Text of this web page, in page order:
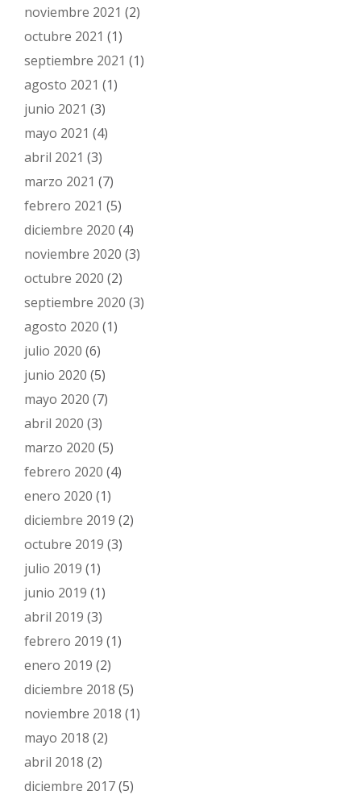
noviembre 2021 (2)
octubre 2021 (1)
septiembre 2021 (1)
agosto 2021 (1)
junio 2021 (3)
mayo 2021 (4)
abril 2021 (3)
marzo 2021 (7)
febrero 2021 (5)
diciembre 2020 (4)
noviembre 2020 (3)
octubre 2020 (2)
septiembre 2020 (3)
agosto 2020 (1)
julio 2020 (6)
junio 2020 (5)
mayo 2020 (7)
abril 2020 (3)
marzo 2020 (5)
febrero 2020 (4)
enero 2020 (1)
diciembre 2019 (2)
octubre 2019 (3)
julio 2019 (1)
junio 2019 (1)
abril 2019 (3)
febrero 2019 (1)
enero 2019 (2)
diciembre 2018 (5)
noviembre 2018 (1)
mayo 2018 (2)
abril 2018 (2)
diciembre 2017(5)